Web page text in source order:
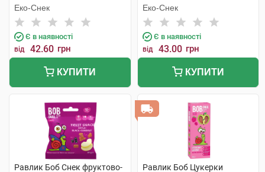
Еко-Снек
Є в наявності
від 42.60 грн
КУПИТИ
Еко-Снек
Є в наявності
від 43.00 грн
КУПИТИ
Равлик Боб Снек фруктово- Равлик Боб Цукерки